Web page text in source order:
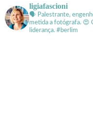
ligiafascioni
🗣 Palestrante,
metida a fotógrafa. 😍
liderança. #berlim